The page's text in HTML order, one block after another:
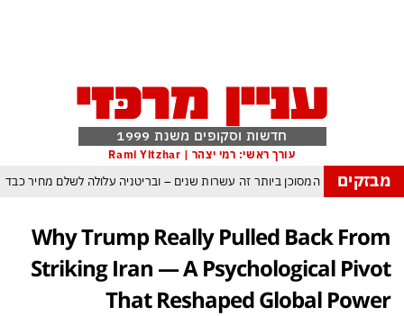
חדשות וסקופים משנת 1999
עורך ראשי: רמי יצהר | Rami Yitzhar
מבזקים
נכנס לעידן המסוכן ביותר זה עשרות שנים – ובריטניה עלולה לשלם מחיר כבד
מי היה מאמין שבאר שבע תנצח את הכוכב האדום?
ומיירטים להגנה – טראמפ נשאר רק עם ציוצי האיום המגוחכים שלא מזיזים לטהרן
כמדיניות: כך הפכה ההוצאה להורג לכלי ההרתעה המרכזי של המשטר האיראני
Why Trump Really Pulled Back From
Striking Iran — A Psychological Pivot
That Reshaped Global Power